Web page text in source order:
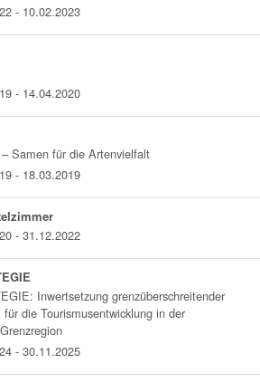
- 10.02.2023
- 14.04.2020
Samen für die Artenvielfalt
- 18.03.2019
- 31.12.2022
Inwertsetzung grenzüberschreitender
die Tourismusentwicklung in der
- 30.11.2025